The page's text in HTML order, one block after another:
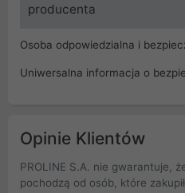
producenta
Osoba odpowiedzialna i
Uniwersalna informacja o
Opinie Klientów
PROLINE S.A. nie gwarantuje,
pochodzą od osób, które